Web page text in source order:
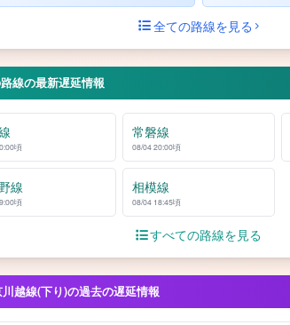
全ての路線を見る
線の最新遅延情報
頃
常磐線
08/04 20:00頃
線
頃
相模線
08/04 18:45頃
すべての路線を見る
越線(下り)の過去の遅延情報